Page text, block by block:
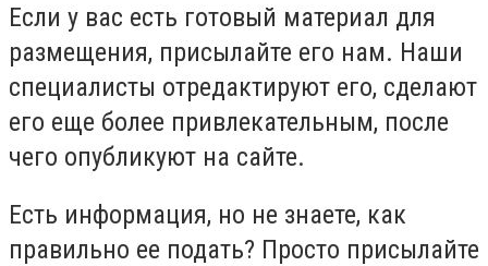
Если у вас есть готовый материал для
размещения, присылайте его нам. Наши
специалисты отредактируют его, сделают
его еще более привлекательным, после
чего опубликуют на сайте.
Есть информация, но не знаете, как
правильно ее подать? Просто присылайте